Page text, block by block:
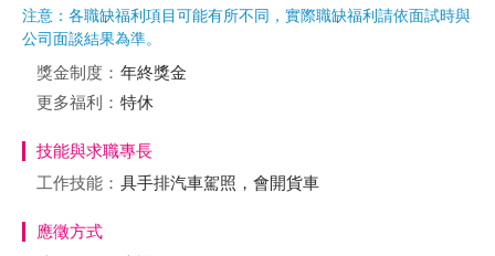
注意：各職缺福利項目可能有所不同，實際職缺福利請依面試時與
公司面談結果為準。
獎金制度： 年終獎金
更多福利： 特休
技能與求職專長
工作技能： 具手排汽車駕照，會開貨車
應徵方式